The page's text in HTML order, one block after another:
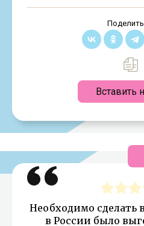
Вставить
Необходимо сделать
в России было